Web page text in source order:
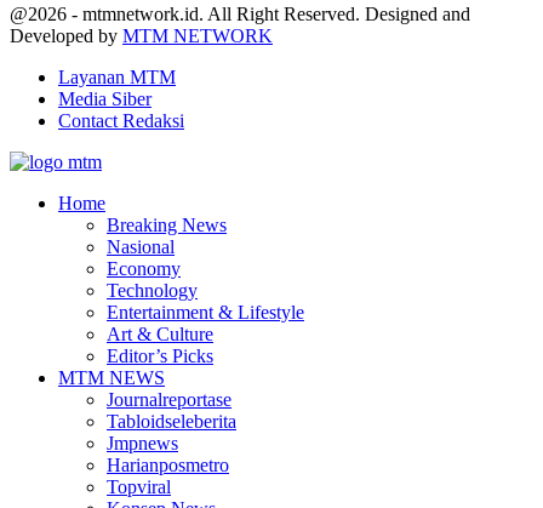
Facebook
Twitter
Youtube
@2026 - mtmnetwork.id. All Right Reserved. Designed and
Developed by MTM NETWORK
Layanan MTM
Media Siber
Contact Redaksi
Home
Breaking News
Nasional
Economy
Technology
Entertainment & Lifestyle
Art & Culture
Editor’s Picks
MTM NEWS
Journalreportase
Tabloidseleberita
Jmpnews
Harianposmetro
Topviral